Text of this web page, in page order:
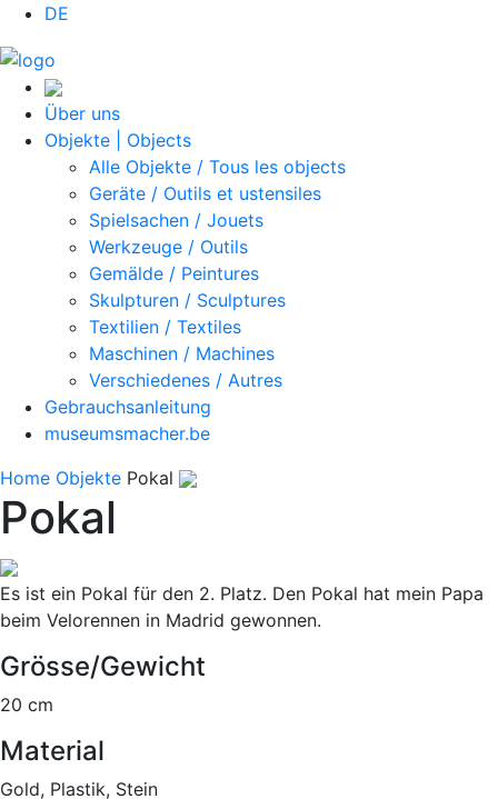
DE
Über uns
Objekte | Objects
Alle Objekte / Tous les objects
Geräte / Outils et ustensiles
Spielsachen / Jouets
Werkzeuge / Outils
Gemälde / Peintures
Skulpturen / Sculptures
Textilien / Textiles
Maschinen / Machines
Verschiedenes / Autres
Gebrauchsanleitung
museumsmacher.be
Home Objekte Pokal
Pokal
Es ist ein Pokal für den 2. Platz. Den Pokal hat mein Papa
beim Velorennen in Madrid gewonnen.
Grösse/Gewicht
20 cm
Material
Gold, Plastik, Stein